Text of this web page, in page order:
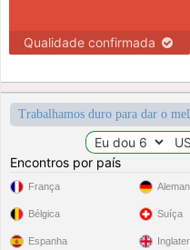
Qualidade confirmada
Trabalhamos duro para dar o
Encontros por país
França
Bélgica
Espanha
Suíça